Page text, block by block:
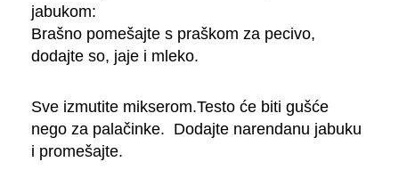
jabukom:
Brašno pomešajte s praškom za pecivo,
dodajte so, jaje i mleko.
Sve izmutite mikserom.Testo će biti gušće
nego za palačinke. Dodajte narendanu jabuku
i promešajte.